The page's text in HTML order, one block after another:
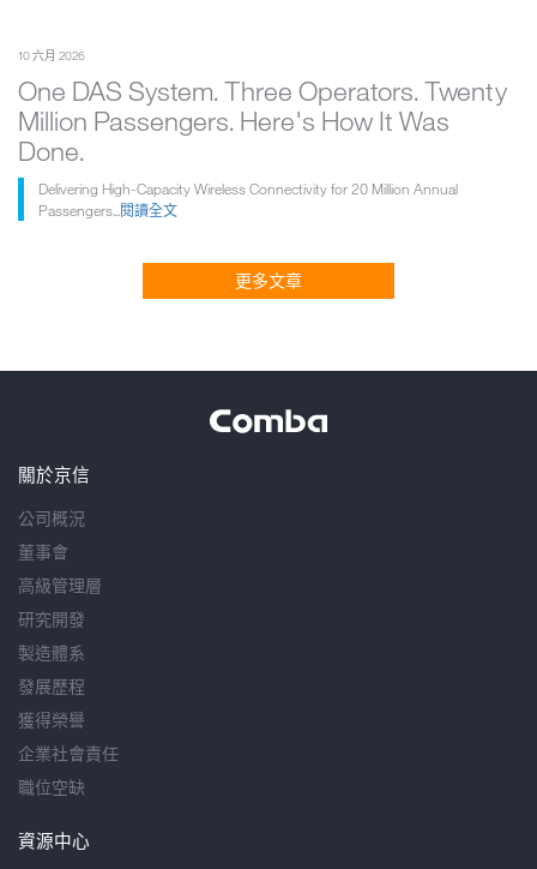
10 六月 2026
One DAS System. Three Operators. Twenty
Million Passengers. Here's How It Was
Done.
Delivering High-Capacity Wireless Connectivity for 20 Million Annual
Passengers...閱讀全文
更多文章
關於京信
公司概況
董事會
高級管理層
研究開發
製造體系
發展歷程
獲得榮譽
企業社會責任
職位空缺
資源中心